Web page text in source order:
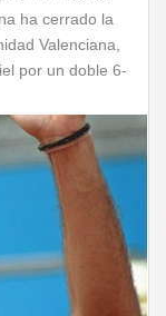
ha cerrado la
Valenciana,
por un doble 6-